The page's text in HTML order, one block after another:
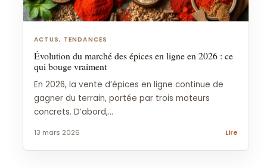
ACTUS, TENDANCES
Évolution du marché des épices en ligne en 2026 : ce
qui bouge vraiment
En 2026, la vente d’épices en ligne continue de
gagner du terrain, portée par trois moteurs
concrets. D’abord,...
13 mars 2026 Lire